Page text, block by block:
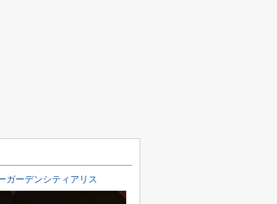
ガーデンシティアリス